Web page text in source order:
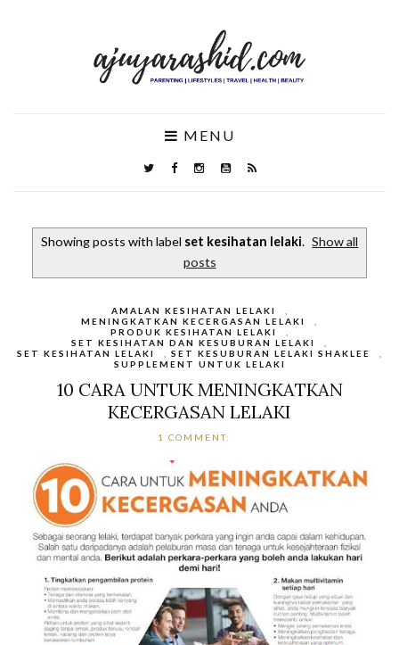
MENU
Showing posts with label set kesihatan lelaki. Show all
posts
AMALAN KESIHATAN LELAKI
MENINGKATKAN KECERGASAN LELAKI
PRODUK KESIHATAN LELAKI
SET KESIHATAN DAN KESUBURAN LELAKI
SET KESIHATAN LELAKI
SET KESUBURAN LELAKI SHAKLEE
SUPPLEMENT UNTUK LELAKI
10 CARA UNTUK MENINGKATKAN
KECERGASAN LELAKI
1 COMMENT: